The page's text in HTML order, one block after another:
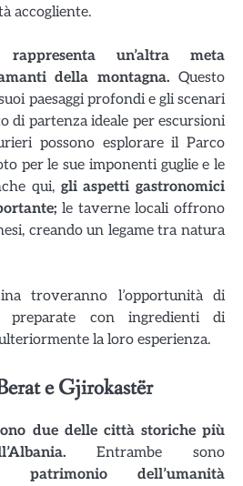
accogliente.
rappresenta un’altra meta
della montagna. Questo
paesaggi profondi e gli scenari
di partenza ideale per escursioni
possono esplorare il Parco
per le sue imponenti guglie e le
qui, gli aspetti gastronomici
le taverne locali offrono
creando un legame tra natura
troveranno l’opportunità di
preparate con ingredienti di
la loro esperienza.
e Gjirokastër
due delle città storiche più
Entrambe sono
patrimonio dell’umanità